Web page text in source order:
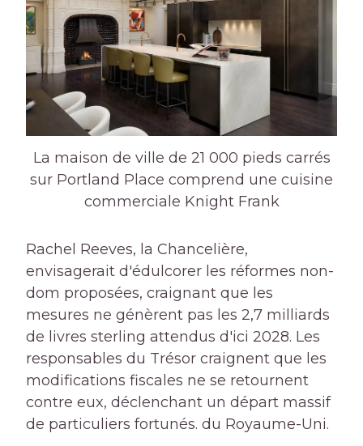
La maison de ville de 21 000 pieds carrés
sur Portland Place comprend une cuisine
commerciale Knight Frank
Rachel Reeves, la Chancelière,
envisagerait d'édulcorer les réformes non-
dom proposées, craignant que les
mesures ne génèrent pas les 2,7 milliards
de livres sterling attendus d'ici 2028. Les
responsables du Trésor craignent que les
modifications fiscales ne se retournent
contre eux, déclenchant un départ massif
de particuliers fortunés. du Royaume-Uni.